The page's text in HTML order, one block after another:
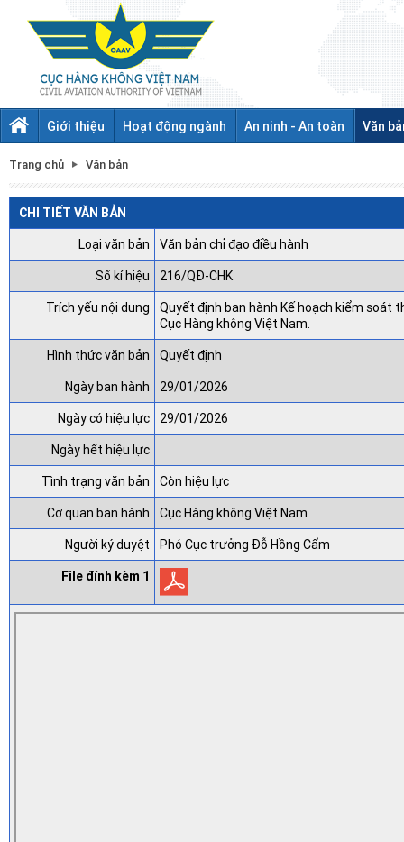
Giới thiệu Hoạt động ngành An ninh - An toàn Văn
Trang chủ Văn bản
CHI TIẾT VĂN BẢN
Loại văn bản
Văn bản chỉ đạo điều hành
Số kí hiệu
216/QĐ-CHK
Trích yếu nội dung
Quyết định ban hành Kế hoạch kiểm soát
Cục Hàng không Việt Nam.
Hình thức văn bản
Quyết định
Ngày ban hành
29/01/2026
Ngày có hiệu lực
29/01/2026
Ngày hết hiệu lực
Tình trạng văn bản
Còn hiệu lực
Cơ quan ban hành
Cục Hàng không Việt Nam
Người ký duyệt
Phó Cục trưởng Đỗ Hồng Cẩm
File đính kèm 1